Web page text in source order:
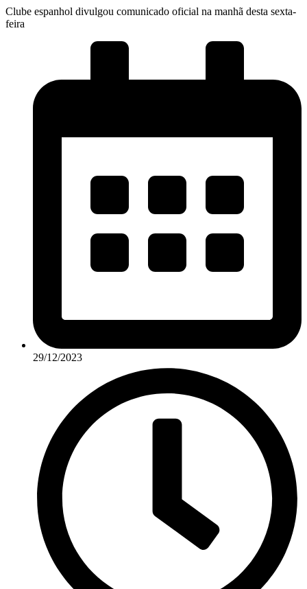
Clube espanhol divulgou comunicado oficial na manhã desta sexta-
feira
29/12/2023